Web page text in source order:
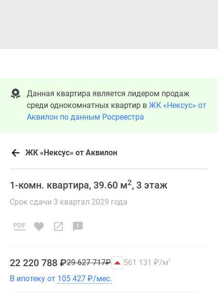
Данная квартира является лидером продаж
среди однокомнатных квартир в ЖК «Нексус» от
Аквилон по данным Росреестра
ЖК «Нексус» от Аквилон
1-комн. квартира, 39.60 м2, 3 этаж
Срок сдачи 3 квартал 2029 года
22 220 788 ₽29 627 717₽ 561 131 ₽/м2
В ипотеку от 105 427 ₽/мес.